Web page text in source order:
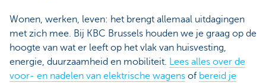
Wonen, werken, leven: het brengt allemaal uitdagingen
met zich mee. Bij KBC Brussels houden we je graag op de
hoogte van wat er leeft op het vlak van huisvesting,
energie, duurzaamheid en mobiliteit. Lees alles over de
voor- en nadelen van elektrische wagens of bereid je